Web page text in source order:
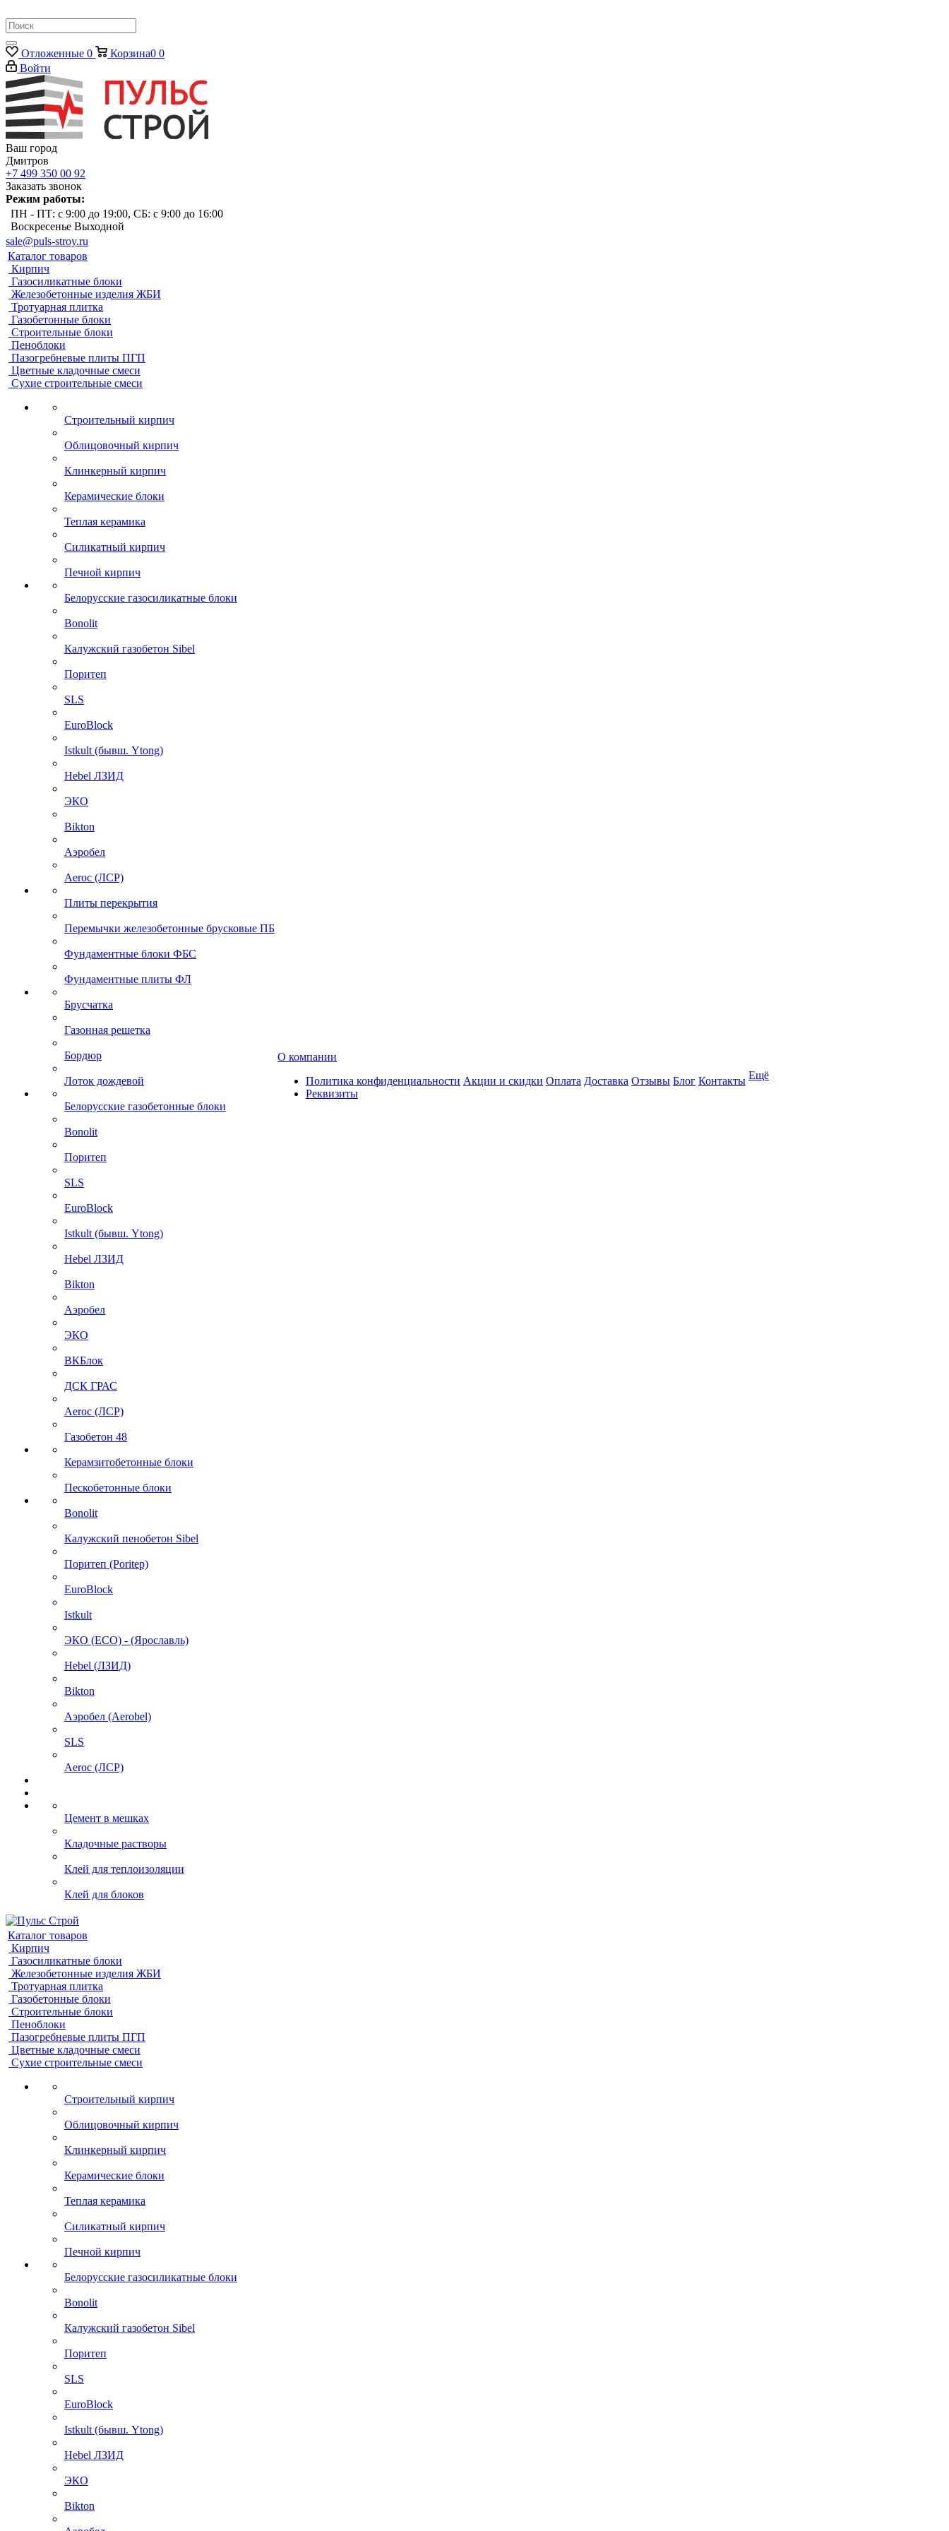
Отложенные 0 Корзина0 0
Войти
Ваш город
Дмитров
+7 499 350 00 92
Заказать звонок
Режим работы:
ПН - ПТ: с 9:00 до 19:00, СБ: с 9:00 до 16:00
Воскресенье Выходной
sale@puls-stroy.ru
Каталог товаров
Кирпич
Газосиликатные блоки
Железобетонные изделия ЖБИ
Тротуарная плитка
Газобетонные блоки
Строительные блоки
Пеноблоки
Пазогребневые плиты ПГП
Цветные кладочные смеси
Сухие строительные смеси
Строительный кирпич
Облицовочный кирпич
Клинкерный кирпич
Керамические блоки
Теплая керамика
Силикатный кирпич
Печной кирпич
Белорусские газосиликатные блоки
Bonolit
Калужский газобетон Sibel
Поритеп
SLS
EuroBlock
Istkult (бывш. Ytong)
Hebel ЛЗИД
ЭКО
Bikton
Аэробел
Aeroc (ЛСР)
Плиты перекрытия
Перемычки железобетонные брусковые ПБ
Фундаментные блоки ФБС
Фундаментные плиты ФЛ
Брусчатка
Газонная решетка
Бордюр
Лоток дождевой
Белорусские газобетонные блоки
Bonolit
Поритеп
SLS
EuroBlock
Istkult (бывш. Ytong)
Hebel ЛЗИД
Bikton
Аэробел
ЭКО
ВКБлок
ДСК ГРАС
Aeroc (ЛСР)
Газобетон 48
Керамзитобетонные блоки
Пескобетонные блоки
Bonolit
Калужский пенобетон Sibel
Поритеп (Poritep)
EuroBlock
Istkult
ЭКО (ECO) - (Ярославль)
Hebel (ЛЗИД)
Bikton
Аэробел (Aerobel)
SLS
Aeroc (ЛСР)
Цемент в мешках
Кладочные растворы
Клей для теплоизоляции
Клей для блоков
О компании
Политика конфиденциальности
Реквизиты
Акции и скидки Оплата Доставка Отзывы Блог Контакты Ещё
Каталог товаров
Кирпич
Газосиликатные блоки
Железобетонные изделия ЖБИ
Тротуарная плитка
Газобетонные блоки
Строительные блоки
Пеноблоки
Пазогребневые плиты ПГП
Цветные кладочные смеси
Сухие строительные смеси
Строительный кирпич
Облицовочный кирпич
Клинкерный кирпич
Керамические блоки
Теплая керамика
Силикатный кирпич
Печной кирпич
Белорусские газосиликатные блоки
Bonolit
Калужский газобетон Sibel
Поритеп
SLS
EuroBlock
Istkult (бывш. Ytong)
Hebel ЛЗИД
ЭКО
Bikton